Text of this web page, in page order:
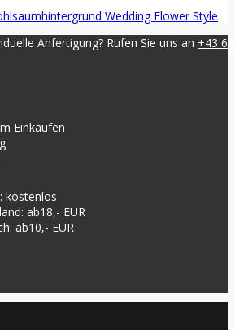
Anfertigung? Rufen Sie uns an +43
Einkaufen
kostenlos
ab18,- EUR
ab10,- EUR